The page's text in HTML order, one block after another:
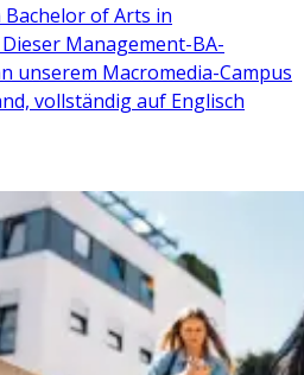
Bachelor of Arts in
Management-BA-
unserem Macromedia-Campus
vollständig auf Englisch